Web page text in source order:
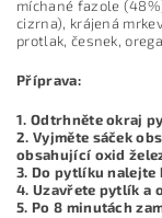
míchané fazole
cizrna), krájená
protlak, česnek,
Příprava:
1. Odtrhněte okraj
2. Vyjměte sáček
obsahující oxid
3. Do pytlíku nalejte
4. Uzavřete pytlík a
5. Po 8 minutách